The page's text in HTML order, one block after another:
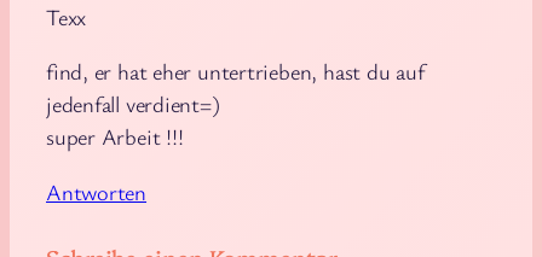
Texx
find, er hat eher untertrieben, hast du auf
jedenfall verdient=)
super Arbeit !!!
Antworten